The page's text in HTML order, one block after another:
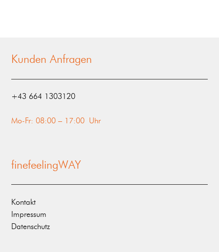
Kunden Anfragen
‭+43 664 1303120‬
Mo-Fr: 08:00 – 17:00 Uhr
finefeelingWAY
Kontakt
Impressum
Datenschutz